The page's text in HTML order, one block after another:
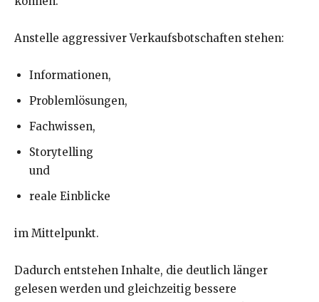
Anstelle aggressiver Verkaufsbotschaften stehen:
Informationen,
Problemlösungen,
Fachwissen,
Storytelling
und
reale Einblicke
im Mittelpunkt.
Dadurch entstehen Inhalte, die deutlich länger
gelesen werden und gleichzeitig bessere